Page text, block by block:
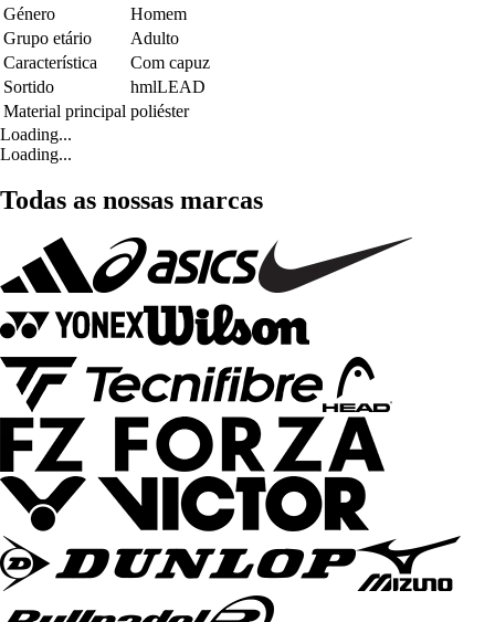
Género
Homem
Grupo etário
Adulto
Característica
Com capuz
Sortido
hmlLEAD
Material principal poliéster
Loading...
Loading...
Todas as nossas marcas